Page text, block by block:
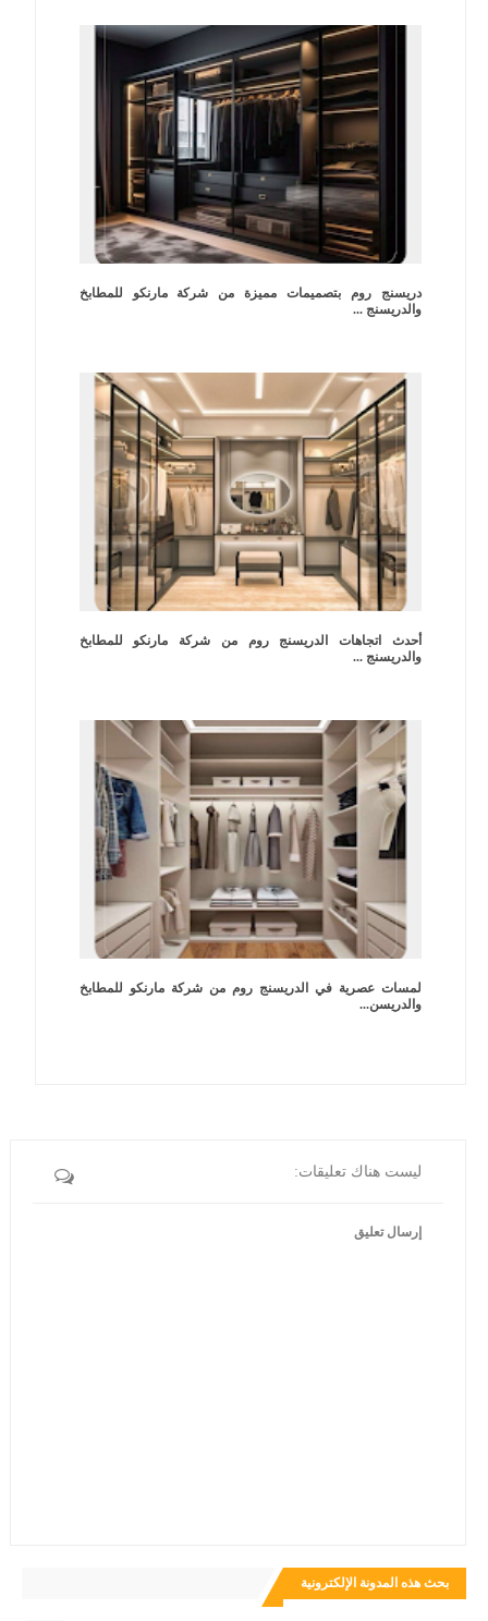
دريسنج روم بتصميمات مميزة من شركة مارنكو للمطابخ
والدريسنج ...
أحدث اتجاهات الدريسنج روم من شركة مارنكو للمطابخ
والدريسنج ...
لمسات عصرية في الدريسنج روم من شركة مارنكو للمطابخ
والدريسن...
ليست هناك تعليقات:
إرسال تعليق
بحث هذه المدونة الإلكترونية